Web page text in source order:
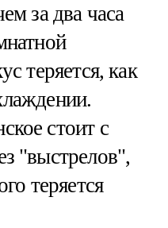
за два часа
теряется, как
стоит с
"выстрелов",
теряется